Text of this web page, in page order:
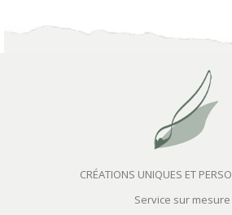
CRÉATIONS UNIQUES ET
Service sur mesure